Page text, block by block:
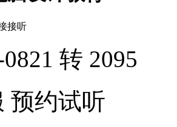
接听
转 2095
预约试听